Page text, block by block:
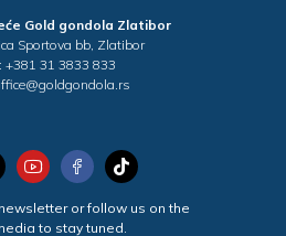
Gold gondola Zlatibor
Sportova bb, Zlatibor
+381 31 3833 833
or follow us on the
to stay tuned.